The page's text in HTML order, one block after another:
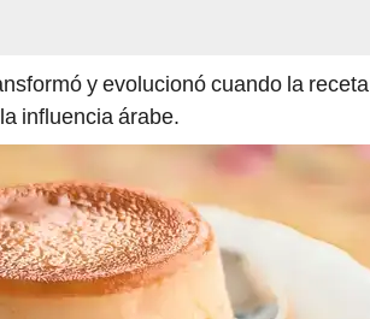
y evolucionó cuando la receta
influencia árabe.